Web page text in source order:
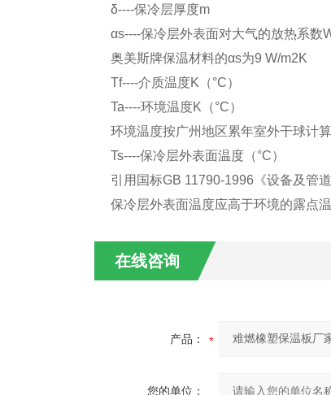
δ----保冷层厚度m
αs----保冷层外表面对大气的放热系数
奥美斯牌保温材料的αs为9 W/m2K
Tf----介质温度K（°C）
Ta----环境温度K（°C）
环境温度按广州地区累年室外干球计
Ts----保冷层外表面温度（°C）
引用国标GB 11790-1996《设备及管
保冷层外表面温度应高于环境的露点
在线咨询
产品：
您的单位：